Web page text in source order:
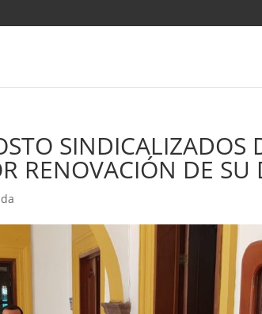
SINDICALIZADOS
RENOVACIÓN DE SU